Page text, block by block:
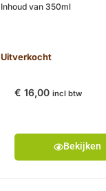
Inhoud van 350ml
Uitverkocht
€ 16,00 incl btw
Bekijken